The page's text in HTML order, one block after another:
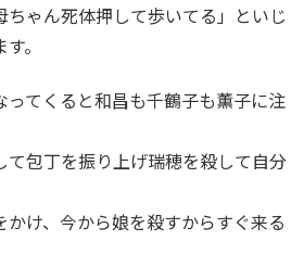
ちゃん死体押して歩いてる」といじ
。
ってくると和昌も千鶴子も薫子に注
て包丁を振り上げ瑞穂を殺して自分
かけ、今から娘を殺すからすぐ来る